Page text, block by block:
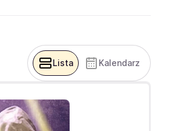
Lista Kalendarz